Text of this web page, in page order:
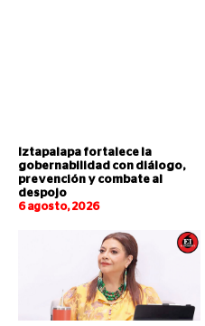
Iztapalapa fortalece la
gobernabilidad con diálogo,
prevención y combate al
despojo
6 agosto, 2026